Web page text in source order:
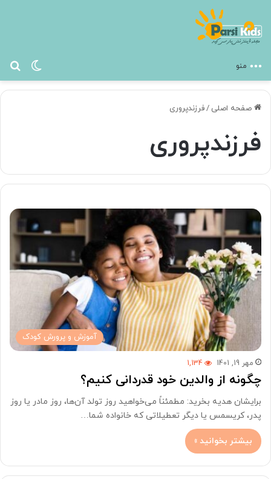
منو
صفحه اصلی /فرزندپروری
فرزندپروری
آموزش و پرورش کودک
مهر 19, 1401 1,134
چگونه از والدین خود قدردانی کنیم؟
برایشان هدیه بخرید: مطمئناً می‌خواهید روز تولد آن‌ها، روز مادر یا روز
پدر، کریسمس یا دیگر تعطیلاتی که خانواده شما…
بیشتر بخوانید »